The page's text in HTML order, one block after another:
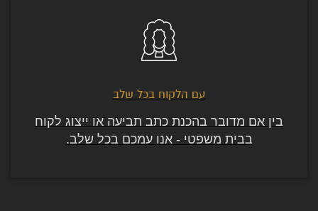
עם הלקוח בכל שלב
בין אם מדובר בהכנת כתב תביעה או ייצוג לקוח
בבית משפטי - אנו עמכם בכל שלב.